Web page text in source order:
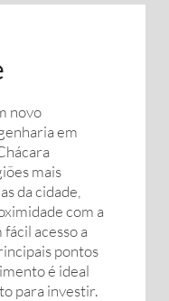
novo
em
mais
da cidade,
com a
acesso a
pontos
é ideal
para investir.